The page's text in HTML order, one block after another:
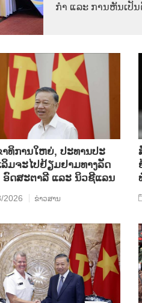
ກຳ ແລະ ການ​ຫັນ​ເປັ
າ​ທິ​ການ​ໃຫຍ່, ປ​ະ​ທານ​ປະ​
ລິມ​ຈະ​ໄປ​ຢ້ຽມ​ຢາມ​ທາງ​ລັດ​
ອົດ​ສະ​ຕາ​ລີ ແລະ ນິວ​ຊີ​ແລນ
2026 ຂ່າວສານ